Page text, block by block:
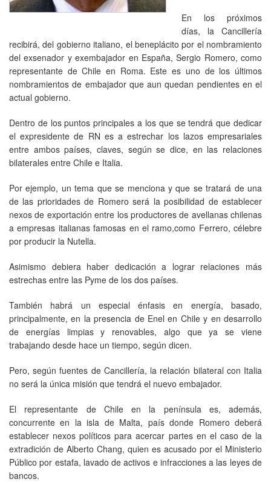
En los próximos
días, la Cancillería
recibirá, del gobierno italiano, el beneplácito por el nombramiento
del exsenador y exembajador en España, Sergio Romero, como
representante de Chile en Roma. Este es uno de los últimos
nombramientos de embajador que aun quedan pendientes en el
actual gobierno.
Dentro de los puntos principales a los que se tendrá que dedicar
el expresidente de RN es a estrechar los lazos empresariales
entre ambos países, claves, según se dice, en las relaciones
bilaterales entre Chile e Italia.
Por ejemplo, un tema que se menciona y que se tratará de una
de las prioridades de Romero será la posibilidad de establecer
nexos de exportación entre los productores de avellanas chilenas
a empresas italianas famosas en el ramo,como Ferrero, célebre
por producir la Nutella.
Asimismo debiera haber dedicación a lograr relaciones más
estrechas entre las Pyme de los dos países.
También habrá un especial énfasis en energía, basado,
principalmente, en la presencia de Enel en Chile y en desarrollo
de energías limpias y renovables, algo que ya se viene
trabajando desde hace un tiempo, según dicen.
Pero, según fuentes de Cancillería, la relación bilateral con Italia
no será la única misión que tendrá el nuevo embajador.
El representante de Chile en la península es, además,
concurrente en la isla de Malta, país donde Romero deberá
establecer nexos políticos para acercar partes en el caso de la
extradición de Alberto Chang, quien es acusado por el Ministerio
Público por estafa, lavado de activos e infracciones a las leyes de
bancos.